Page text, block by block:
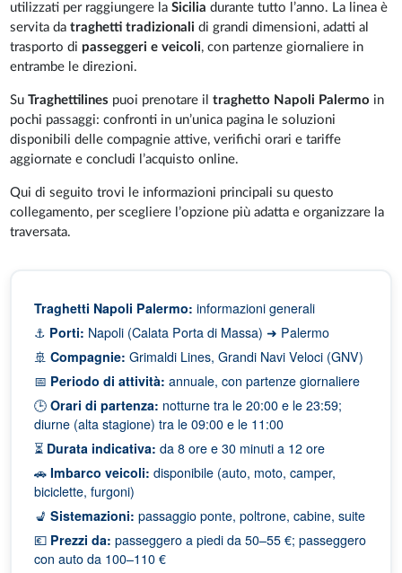
utilizzati per raggiungere laSiciliadurante tutto l’anno. La linea è
servita datraghetti tradizionali di grandi dimensioni, adatti al
trasporto di passeggeri e veicoli, con partenze giornaliere in
entrambe le direzioni.
SuTraghettilines puoi prenotare iltraghetto Napoli Palermo in
pochi passaggi: confronti in un’unica pagina le soluzioni
disponibili delle compagnie attive, verifichi orari e tariffe
aggiornate e concludi l’acquisto online.
Qui di seguito trovi le informazioni principali su questo
collegamento, per scegliere l’opzione più adatta e organizzare la
traversata.
Traghetti Napoli Palermo: informazioni generali
⚓ Porti: Napoli (Calata Porta di Massa) ➜ Palermo
🚢Compagnie: Grimaldi Lines, Grandi Navi Veloci (GNV)
📅 Periodo di attività: annuale, con partenze giornaliere
🕒Orari di partenza: notturne tra le 20:00 e le 23:59;
diurne (alta stagione) tra le 09:00 e le 11:00
⏳ Durata indicativa: da 8 ore e 30 minuti a 12 ore
🚗Imbarco veicoli: disponibile (auto, moto, camper,
biciclette, furgoni)
💺Sistemazioni: passaggio ponte, poltrone, cabine, suite
💶 Prezzi da: passeggero a piedi da 50–55 €; passeggero
con auto da 100–110 €